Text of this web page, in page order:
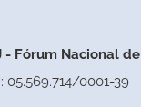
- Fórum Nacional
05.569.714/0001-39